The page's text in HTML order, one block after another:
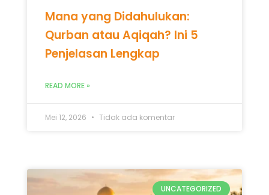
Mana yang Didahulukan:
Qurban atau Aqiqah? Ini 5
Penjelasan Lengkap
READ MORE »
Mei 12, 2026 Tidak ada komentar
UNCATEGORIZED